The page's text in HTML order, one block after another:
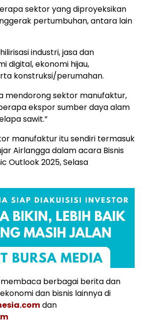
sektor yang diproyeksikan
pertumbuhan, antara lain
industri, jasa dan
digital, ekonomi hijau,
konstruksi/perumahan.
mendorong sektor manufaktur,
ekspor sumber daya alam
sawit.”
manufaktur itu sendiri termasuk
Airlangga dalam acara Bisnis
Outlook 2025, Selasa
berbagai berita dan
dan bisnis lainnya di
dan